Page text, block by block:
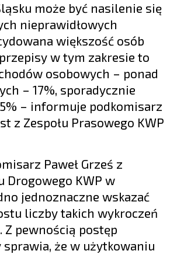
może być nasilenie się
nieprawidłowych
większość osób
w tym zakresie to
osobowych – ponad
– 17%, sporadycznie
– informuje podkomisarz
z Zespołu Prasowego KWP
Paweł Grześ z
Drogowego KWP w
jednoznaczne wskazać
liczby takich wykroczeń
Z pewnością postęp
że w użytkowaniu